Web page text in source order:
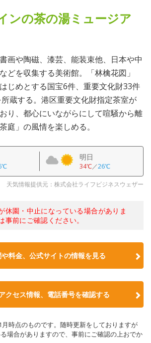
ンの茶の湯ミュージア
画や陶磁、漆芸、能装束他、日本や中
どを収集する美術館。「林檎花図」
じめとする国宝6件、重要文化財33件
蔵する。港区重要文化財指定茶室が
り、都心にいながらにして喧騒から離
庭」の風情を楽しめる。
明日
34℃／26℃
天気情報提供元：株式会社ライフビジネスウェザー
休園・中止になっている場合がありま
事前にご確認ください。
料金、公式サイトの情報を見る
クセス情報、電話番号を確認する
時点のものです。随時更新をしておりますが
場合がありますので、事前にご確認の上おでか